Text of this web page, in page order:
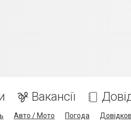
Вакансії
Авто / Мото Погода